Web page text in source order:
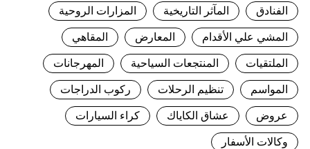
الفنادق المآثر التاريخية المزارات الروحية
المشي علي الأقدام المعارض المقاهي
الملتقيات المنتجعات السياحية المهرجانات
المواسم تنظيم الرحلات ركوب الدراجات
عروض عشاق الكاياك كراء السيارات
وكالات الأسفار